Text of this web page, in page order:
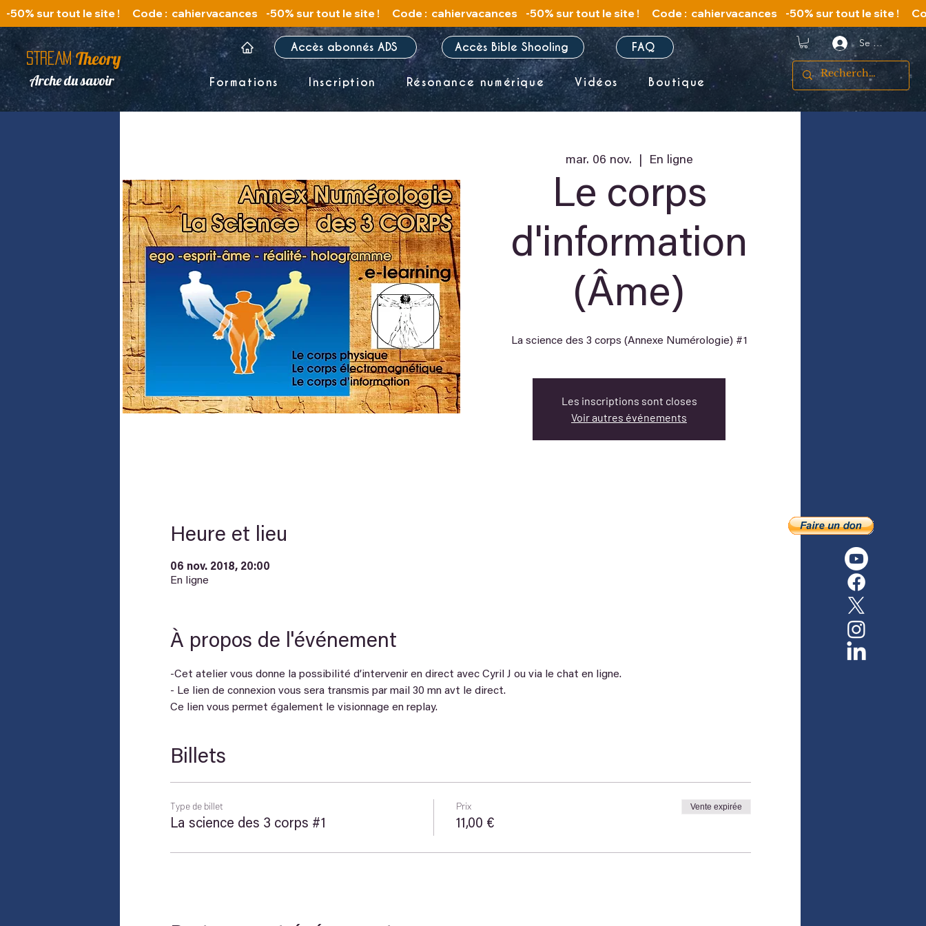
   -50% sur tout le site !      Code :  cahiervacances
STREAM Theory
Arche du savoir
Accès abonnés ADS Accès Bible Shooling FAQ
Formations Inscription Résonance numérique Vidéos Boutique
Se connecter
mar. 06 nov. En ligne
Le corps
d'information
(Âme)
Les inscriptions sont closes
Voir autres événements
Heure et lieu
06 nov. 2018, 20:00
En ligne
À propos de l'événement
-Cet atelier vous donne la possibilité d’intervenir en direct avec Cyril J ou via le chat en ligne.
- Le lien de connexion vous sera transmis par mail 30 mn avt le direct.
Ce lien vous permet également le visionnage en replay.
Billets
Type de billet
La science des 3 corps #1
Prix
11,00 €
Vente expirée